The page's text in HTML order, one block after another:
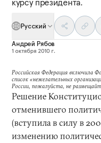
Русский
Андрей Рябов
1 октября 2010 г.
Российская Федерация включила
список «нежелательных
России, пожалуйста, не
Решение
отменившего
(вступила в силу в
изменению